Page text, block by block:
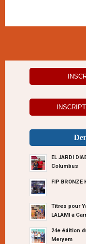
EL JARDI
Columbus
FIP
Titres pour
LALAMI à
24e édition
Meryem